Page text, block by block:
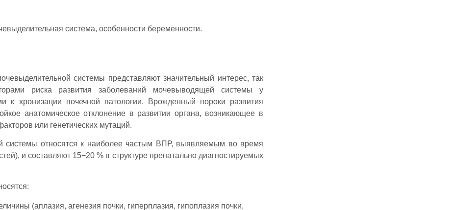
система, особенности беременности.
системы представляют значительный интерес, так
риска развития заболеваний мочевыводящей системы у
к хронизации почечной патологии. Врожденный пороки развития
анатомическое отклонение в развитии органа, возникающее в
или генетических мутаций.
системы относятся к наиболее частым ВПР, выявляемым во время
и составляют 15−20 % в структуре пренатально диагностируемых
(аплазия, агенезия почки, гиперплазия, гипоплазия почки,